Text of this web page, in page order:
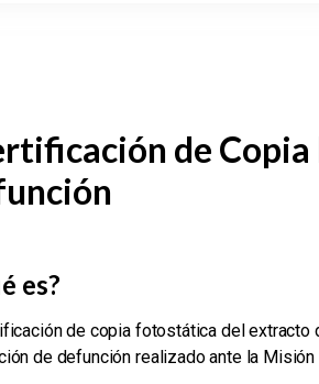
de
es?
de copia fotostática del
de defunción realizado ante la Misión